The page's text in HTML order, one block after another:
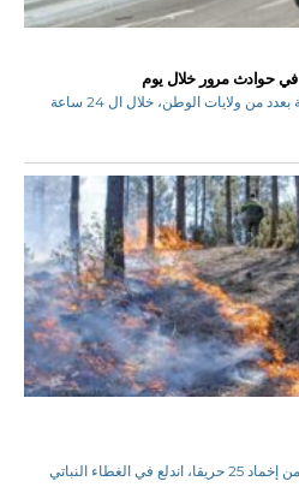
س ب تسببت حوادث المرور المسجلة بعدد من ولايات الوطن، خلال ال 24 ساعة
س ب تمكنت وحدات الحماية المدنية من إخماد 25 حريقا، اندلع في الغطاء النباتي